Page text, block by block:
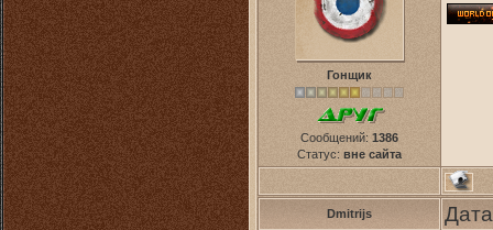
Гонщик
Сообщений: 1386
Статус: вне сайта
Dmitrijs